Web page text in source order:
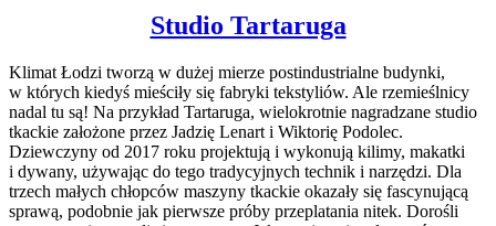
Studio Tartaruga
Klimat Łodzi tworzą w dużej mierze postindustrialne budynki,
w których kiedyś mieściły się fabryki tekstyliów. Ale rzemieślnicy
nadal tu są! Na przykład Tartaruga, wielokrotnie nagradzane studio
tkackie założone przez Jadzię Lenart i Wiktorię Podolec.
Dziewczyny od 2017 roku projektują i wykonują kilimy, makatki
i dywany, używając do tego tradycyjnych technik i narzędzi. Dla
trzech małych chłopców maszyny tkackie okazały się fascynującą
sprawą, podobnie jak pierwsze próby przeplatania nitek. Dorośli